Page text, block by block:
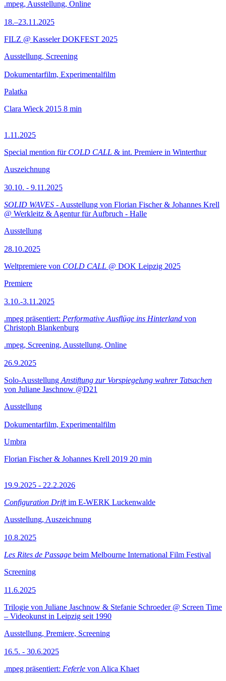
.mpeg, Ausstellung, Online
18.–23.11.2025
FILZ @ Kasseler DOKFEST 2025
Ausstellung, Screening
Dokumentarfilm, Experimentalfilm
Palatka
Clara Wieck 2015 8 min
1.11.2025
Special mention für COLD CALL & int. Premiere in Winterthur
Auszeichnung
30.10. - 9.11.2025
SOLID WAVES - Ausstellung von Florian Fischer & Johannes Krell
@ Werkleitz & Agentur für Aufbruch - Halle
Ausstellung
28.10.2025
Weltpremiere von COLD CALL @ DOK Leipzig 2025
Premiere
3.10.-3.11.2025
.mpeg präsentiert: Performative Ausflüge ins Hinterland von
Christoph Blankenburg
.mpeg, Screening, Ausstellung, Online
26.9.2025
Solo-Ausstellung Anstiftung zur Vorspiegelung wahrer Tatsachen
von Juliane Jaschnow @D21
Ausstellung
Dokumentarfilm, Experimentalfilm
Umbra
Florian Fischer & Johannes Krell 2019 20 min
19.9.2025 - 22.2.2026
Configuration Driftim E-WERK Luckenwalde
Ausstellung, Auszeichnung
10.8.2025
Les Rites de Passage beim Melbourne International Film Festival
Screening
11.6.2025
Trilogie von Juliane Jaschnow & Stefanie Schroeder @ Screen Time
– Videokunst in Leipzig seit 1990
Ausstellung, Premiere, Screening
16.5. - 30.6.2025
.mpeg präsentiert: Feferle von Alica Khaet